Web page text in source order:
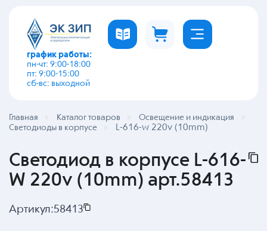
график работы:
пн-чт: 9:00-18:00
пт: 9:00-15:00
сб-вс: выходной
Главная Каталог товаров
Освещение и индикация
Светодиоды в корпусе
L-616-w 220v (10mm)
Светодиод в корпусе L-616-
W 220v (10mm) арт.58413
Артикул:58413